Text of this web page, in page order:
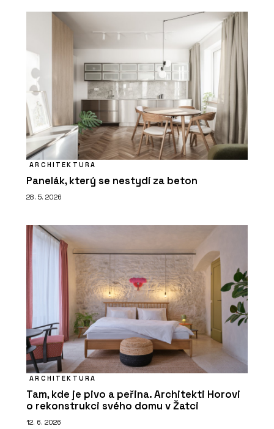
ARCHITEKTURA
Panelák, který se nestydí za beton
28. 5. 2026
ARCHITEKTURA
Tam, kde je pivo a peřina. Architekti Horovi
o rekonstrukci svého domu v Žatci
12. 6. 2026